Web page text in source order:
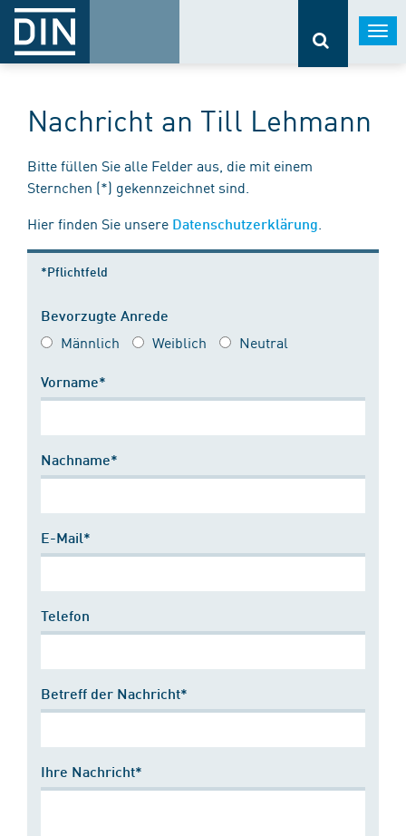
Nachricht an Till Lehmann
Bitte füllen Sie alle Felder aus, die mit einem
Sternchen (*) gekennzeichnet sind.
Hier finden Sie unsere Datenschutzerklärung
*Pflichtfeld
Bevorzugte Anrede
Männlich Weiblich Neutral
Vorname*
Nachname*
E-Mail*
Telefon
Betreff der Nachricht*
Ihre Nachricht*